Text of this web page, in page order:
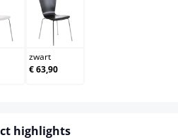
zwart
zwart
€ 63,90
highlights